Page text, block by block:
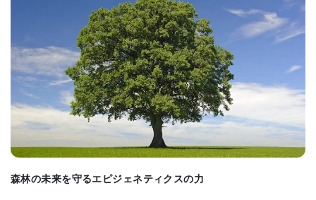
アは、はるか昔に遺伝子伝播ができなくなってい
この研究から、植物のミトコンドリアは他の種のミ
トコンドリアと融合することで新しい特性を獲得で
きるという仮説が強く裏付けられた。Amborellaの場
合、ミトコンドリアが、着生植物など他の植物のミ
トコンドリアと接触する機会は多い。
BIOMARKET JP
森林の未来を守るエピジェネティクスの力